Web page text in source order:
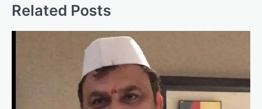
a
Related Posts